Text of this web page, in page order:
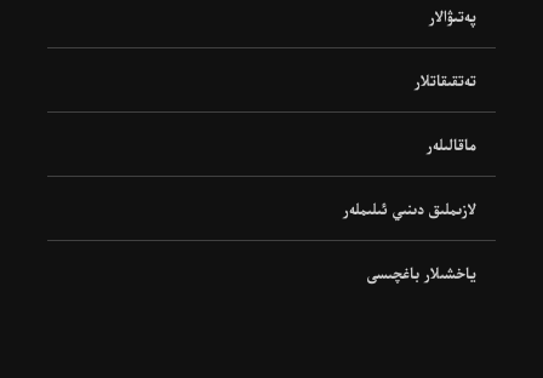
پەتىۋالار
تەتقىقاتلار
ماقالىلەر
لازىملىق دىنىي ئىلىملەر
ياخشىلار باغچىسى